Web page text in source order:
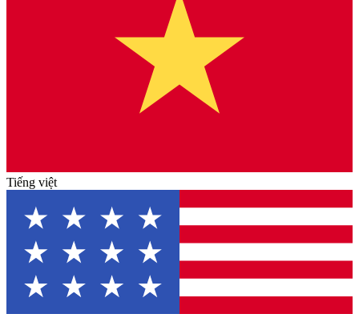
Tiếng việt